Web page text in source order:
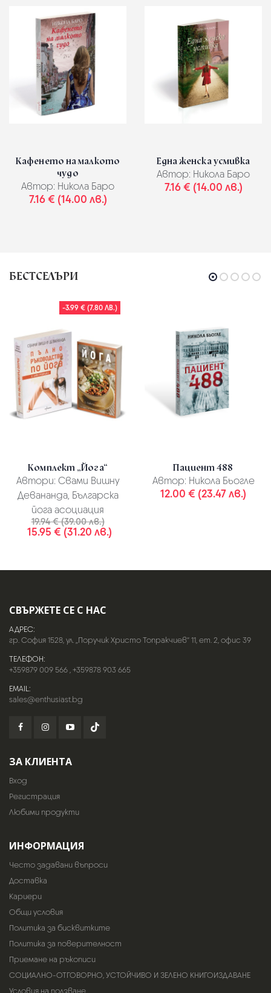
Кафенето на малкото
чудо
Автор: Никола Баро
7.16 € (14.00 лв.)
Една женска усмивка
Автор: Никола Баро
7.16 € (14.00 лв.)
БЕСТСЕЛЪРИ
-3.99 € (7.80 ЛВ.)
Комплект „Йога“
Автори: Свами Вишну
Девананда, Българска
йога асоциация
19.94 € (39.00 лв.)
15.95 € (31.20 лв.)
Пациент 488
Автор: Никола Бьогле
12.00 € (23.47 лв.)
СВЪРЖЕТЕ СЕ С НАС
АДРЕС:
гр. София 1528, ул. „Поручик Христо Топракчиев“ 11, ет. 2, офис 39
ТЕЛЕФОН:
+359879 009 566,+359878 903 665
EMAIL:
sales@enthusiast.bg
ЗА КЛИЕНТА
Вход
Регистрация
Любими продукти
ИНФОРМАЦИЯ
Често задавани въпроси
Доставка
Кариери
Общи условия
Политика за бисквитките
Политика за поверителност
Приемане на ръкописи
СОЦИАЛНО-ОТГОВОРНО, УСТОЙЧИВО И ЗЕЛЕНО КНИГОИЗДАВАНЕ
Условия на ползване